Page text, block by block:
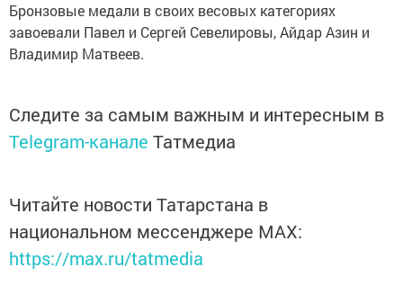
Бронзовые медали в своих весовых категориях
завоевали Павел и Сергей Севелировы, Айдар Азин и
Владимир Матвеев.
Следите за самым важным и интересным в
Telegram-канале Татмедиа
Читайте новости Татарстана в
национальном мессенджере MАХ:
https://max.ru/tatmedia